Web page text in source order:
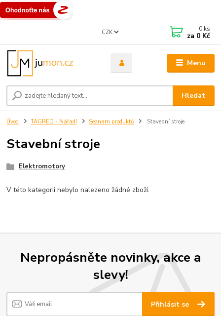
Menu
CZK
Hledat
0 ks
za 0 Kč
Úvod TAGRED - Nářadí Seznam produktů Stavební stroje
Stavební stroje
Elektromotory
V této kategorii nebylo nalezeno žádné zboží.
Nepropásněte novinky, akce a
slevy!
Přihlásit se